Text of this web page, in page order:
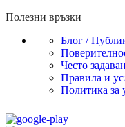
Полезни връзки
Блог /
Често
Правила и
Политика за